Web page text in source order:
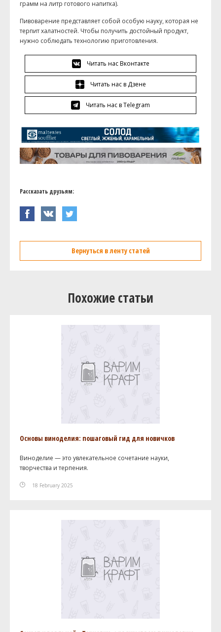
грамм на литр готового напитка).
Пивоварение представляет собой особую науку, которая не
терпит халатностей. Чтобы получить достойный продукт,
нужно соблюдать технологию приготовления.
Читать нас Вконтакте
Читать нас в Дзене
Читать нас в Telegram
Рассказать друзьям:
Вернуться в ленту статей
Похожие статьи
Основы виноделия: пошаговый гид для новичков
Виноделие — это увлекательное сочетание науки,
творчества и терпения.
18 February 2025